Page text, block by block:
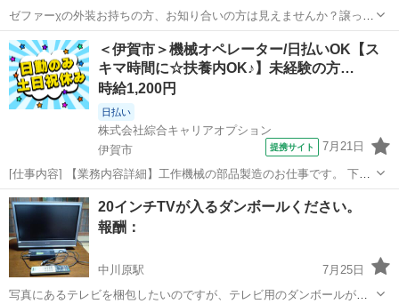
ゼファーχの外装お持ちの方、お知り合いの方は見えませんか？譲って
もいいと思ってらっしゃる方ぜひお話ししたいです。もちろん購入さ
せていただいてます。 ・火の玉（ブラウンオレンジ） ・純正でなくて
も大丈夫です。
三重 松阪市 松阪駅 買いたい/ください
＜伊賀市＞機械オペレーター/日払いOK【ス
キマ時間に☆扶養内OK♪】未経験の方…
時給1,200円
日払い
株式会社綜合キャリアオプション
伊賀市
提携サイト 7月21日
[仕事内容] 【業務内容詳細】工作機械の部品製造のお仕事です。 下記
業務をお任せいたします。 (1)コーティング炉のメンテナンス前後処理
補助。 炉の操作等は社員さんがしていただけます。 (2)研磨機でのバ
リ取り。 エアガンで...
三重 伊賀市 工場
20インチTVが入るダンボールください。
報酬：
中川原駅
7月25日
写真にあるテレビを梱包したいのですが、テレビ用のダンボールがあ